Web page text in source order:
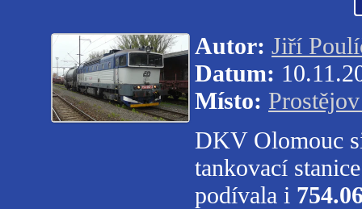
Autor: Jiří
Datum:
Místo:
DKV Olomouc
tankovací
podívala i